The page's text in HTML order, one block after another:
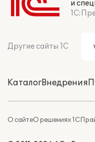
и
Другие сайты 1С
КаталогВнедрения
О сайтеО решениях 1С